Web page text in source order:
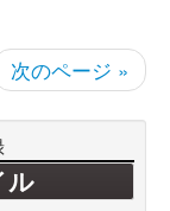
次のページ »
ル